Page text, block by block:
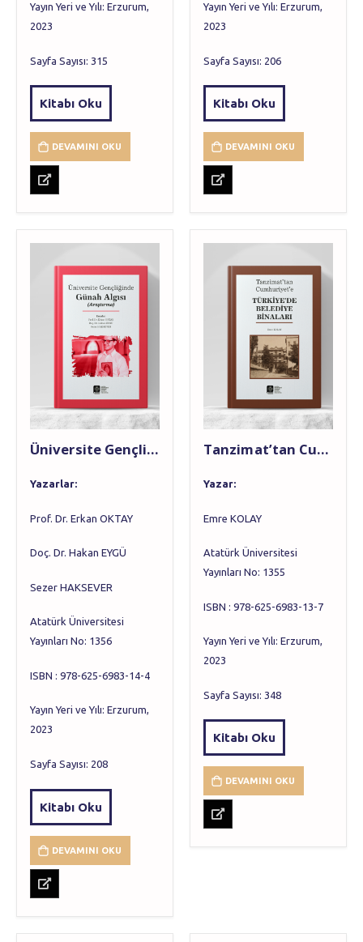
Yayın Yeri ve Yılı: Erzurum,
2023
Sayfa Sayısı: 315
Kitabı Oku
DEVAMINI OKU
Yayın Yeri ve Yılı: Erzurum,
2023
Sayfa Sayısı: 206
Kitabı Oku
DEVAMINI OKU
Üniversite Gençliğinde Günah Algısı (Araştırma)
Yazarlar:
Prof. Dr. Erkan OKTAY
Doç. Dr. Hakan EYGÜ
Sezer HAKSEVER
Atatürk Üniversitesi
Yayınları No: 1356
ISBN : 978-625-6983-14-4
Yayın Yeri ve Yılı: Erzurum,
2023
Sayfa Sayısı: 208
Kitabı Oku
DEVAMINI OKU
Tanzimat’tan Cumhuriyet’e TÜRKİYE’DE BELEDİYE BİNALARI
Yazar:
Emre KOLAY
Atatürk Üniversitesi
Yayınları No: 1355
ISBN : 978-625-6983-13-7
Yayın Yeri ve Yılı: Erzurum,
2023
Sayfa Sayısı: 348
Kitabı Oku
DEVAMINI OKU